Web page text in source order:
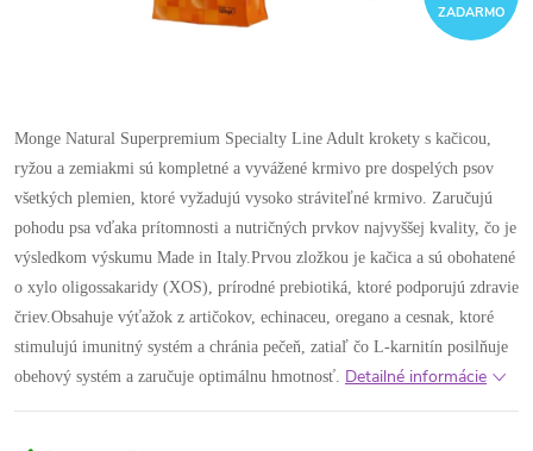
ZADARMO
Monge Natural Superpremium Specialty Line Adult krokety s kačicou,
ryžou a zemiakmi sú kompletné a vyvážené krmivo pre dospelých psov
všetkých plemien, ktoré vyžadujú vysoko stráviteľné krmivo. Zaručujú
pohodu psa vďaka prítomnosti a nutričných prvkov najvyššej kvality, čo je
výsledkom výskumu Made in Italy.Prvou zložkou je kačica a sú obohatené
o xylo oligossakaridy (XOS), prírodné prebiotiká, ktoré podporujú zdravie
čriev.Obsahuje výťažok z artičokov, echinaceu, oregano a cesnak, ktoré
stimulujú imunitný systém a chránia pečeň, zatiaľ čo L-karnitín posilňuje
obehový systém a zaručuje optimálnu hmotnosť. Detailné informácie